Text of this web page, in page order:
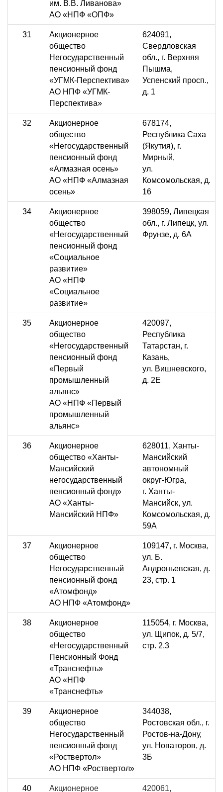
им. В.В. Ливанова»
АО «НПФ «ОПФ»
31
Акционерное
общество
Негосударственный
пенсионный фонд
«УГМК-Перспектива»
АО НПФ «УГМК-
Перспектива»
624091,
Свердловская
обл., г. Верхняя
Пышма,
Успенский просп.,
д. 1
32
Акционерное
общество
«Негосударственный
пенсионный фонд
«Алмазная осень»
АО «НПФ «Алмазная
осень»
678174,
Республика Саха
(Якутия), г.
Мирный,
ул.
Комсомольская, д.
16
34
Акционерное
общество
«Негосударственный
пенсионный фонд
«Социальное
развитие»
АО «НПФ
«Социальное
развитие»
398059, Липецкая
обл., г. Липецк, ул.
Фрунзе, д. 6А
35
Акционерное
общество
«Негосударственный
пенсионный фонд
«Первый
промышленный
альянс»
АО «НПФ «Первый
промышленный
альянс»
420097,
Республика
Татарстан, г.
Казань,
ул. Вишневского,
д. 2Е
36
Акционерное
общество «Ханты-
Мансийский
негосударственный
пенсионный фонд»
АО «Ханты-
Мансийский НПФ»
628011, Ханты-
Мансийский
автономный
округ-Югра,
г. Ханты-
Мансийск, ул.
Комсомольская, д.
59А
37
Акционерное
общество
Негосударственный
пенсионный фонд
«Атомфонд»
АО НПФ «Атомфонд»
109147, г. Москва,
ул. Б.
Андроньевская, д.
23, стр. 1
38
Акционерное
общество
«Негосударственный
Пенсионный Фонд
«Транснефть»
АО «НПФ
«Транснефть»
115054, г. Москва,
ул. Щипок, д. 5/7,
стр. 2,3
39
Акционерное
общество
Негосударственный
пенсионный фонд
«Роствертол»
АО НПФ «Роствертол»
344038,
Ростовская обл., г.
Ростов-на-Дону,
ул. Новаторов, д.
3Б
40
Акционерное
420061,